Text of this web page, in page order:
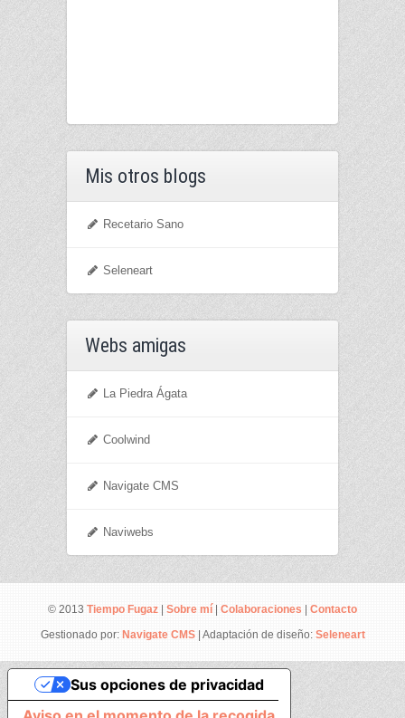
Mis otros blogs
Recetario Sano
Seleneart
Webs amigas
La Piedra Ágata
Coolwind
Navigate CMS
Naviwebs
© 2013 Tiempo Fugaz | Sobre mí | Colaboraciones | Contacto
Gestionado por: Navigate CMS| Adaptación de diseño: Seleneart
Sus opciones de privacidad